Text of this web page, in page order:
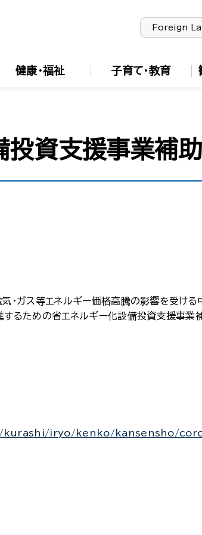
健康・福祉 子育て・教育
投資支援事業補
・ガス等エネルギー価格高騰の影響を受け
るための省エネルギー化設備投資支援事業
iryo/kenko/kansensho/